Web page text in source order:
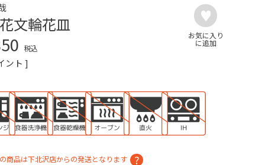
文輪花皿
税込
ント ]
商品は下北沢店からの発送となります